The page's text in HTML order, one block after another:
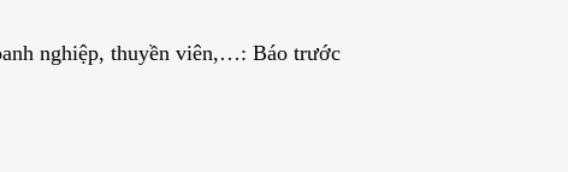
nghiệp, thuyền viên,…: Báo trước